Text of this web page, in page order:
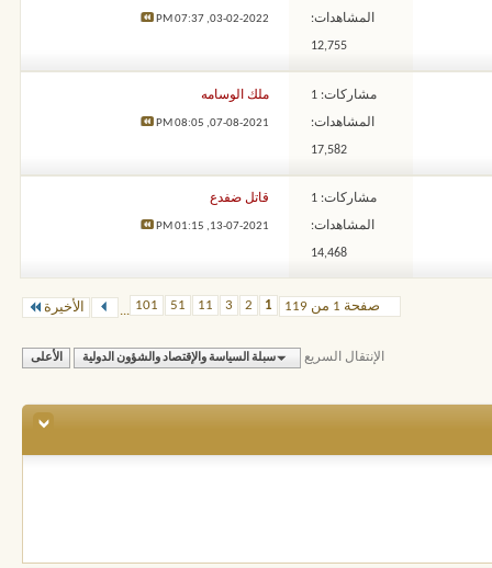
المشاهدات:
12,755
03-02-2022,
07:37 PM
مشاركات: 1
المشاهدات:
17,582
ملك الوسامه
07-08-2021,
08:05 PM
مشاركات: 1
المشاهدات:
14,468
قاتل ضفدع
13-07-2021,
01:15 PM
صفحة 1 من 119 1
2
3
11
51
101
... الأخيرة
الإنتقال السريع سبلة السياسة والإقتصاد والشؤون الدولية الأعلى